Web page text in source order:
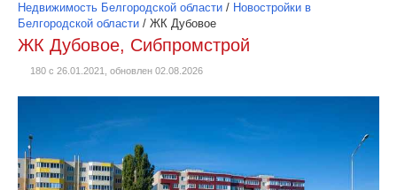
Недвижимость Белгородской области / Новостройки в
Белгородской области / ЖК Дубовое
ЖК Дубовое, Сибпромстрой
180 с 26.01.2021, обновлен 02.08.2026